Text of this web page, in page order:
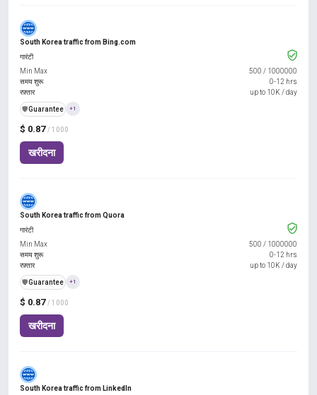
South Korea traffic from Bing.com
$ 0.87 / 1000
खरीदना
गारंटी
Min Max
500 / 1000000
समय शुरू
0-12 hrs
रफ़्तार
up to 10K / day
️🛡️Guarantee +1
South Korea traffic from Quora
$ 0.87 / 1000
खरीदना
गारंटी
Min Max
500 / 1000000
समय शुरू
0-12 hrs
रफ़्तार
up to 10K / day
️🛡️Guarantee +1
South Korea traffic from LinkedIn